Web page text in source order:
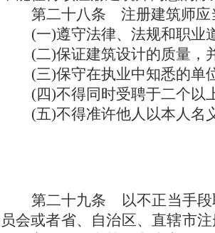
第二十八条 注册建筑师应
(一)遵守法律、法规和职业
(二)保证建筑设计的质量，
(三)保守在执业中知悉的单
(四)不得同时受聘于二个以
(五)不得准许他人以本人名
第二十九条
以不正当手
员会或者省、自治区、直辖市